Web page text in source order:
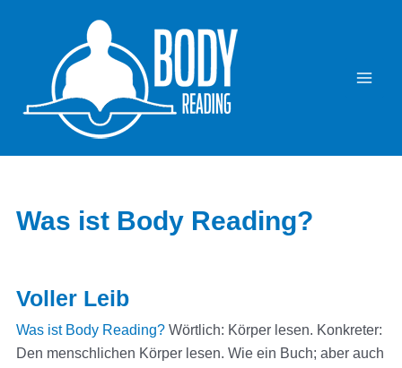
Was ist Body Reading?
Voller Leib
Was ist Body Reading? Wörtlich: Körper lesen. Konkreter:
Den menschlichen Körper lesen. Wie ein Buch; aber auch